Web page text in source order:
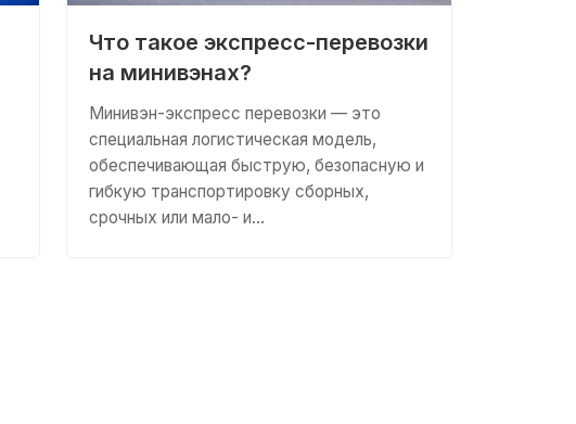
Что такое экспресс-перевозки
на минивэнах?
Минивэн-экспресс перевозки — это
специальная логистическая модель,
обеспечивающая быструю, безопасную и
гибкую транспортировку сборных,
срочных или мало- и…